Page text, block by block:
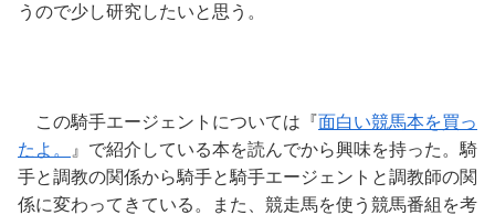
うので少し研究したいと思う。
この騎手エージェントについては『面白い競馬本を買っ
たよ。
』で紹介している本を読んでから興味を持った。騎
手と調教の関係から騎手と騎手エージェントと調教師の関
係に変わってきている。また、競走馬を使う競馬番組を考